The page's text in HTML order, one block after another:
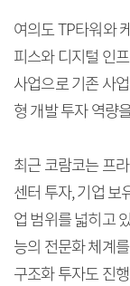
여의도 TP타워와
피스와 디지털 인
사업으로 기존 사
형 개발 투자 역량
최근 코람코는 프
센터 투자, 기업 보
업 범위를 넓히고
능의 전문화 체계
구조화 투자도 진